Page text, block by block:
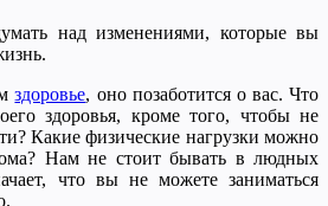
над изменениями, которые вы
здоровье, оно позаботится о вас. Что
здоровья, кроме того, чтобы не
Какие физические нагрузки можно
Нам не стоит бывать в людных
что вы не можете заниматься